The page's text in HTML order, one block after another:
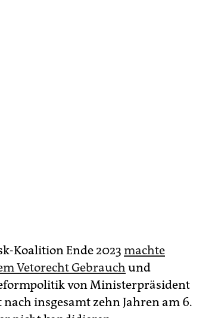
Koalition Ende 2023 machte
Vetorecht Gebrauch und
von Ministerpräsident
insgesamt zehn Jahren am 6.